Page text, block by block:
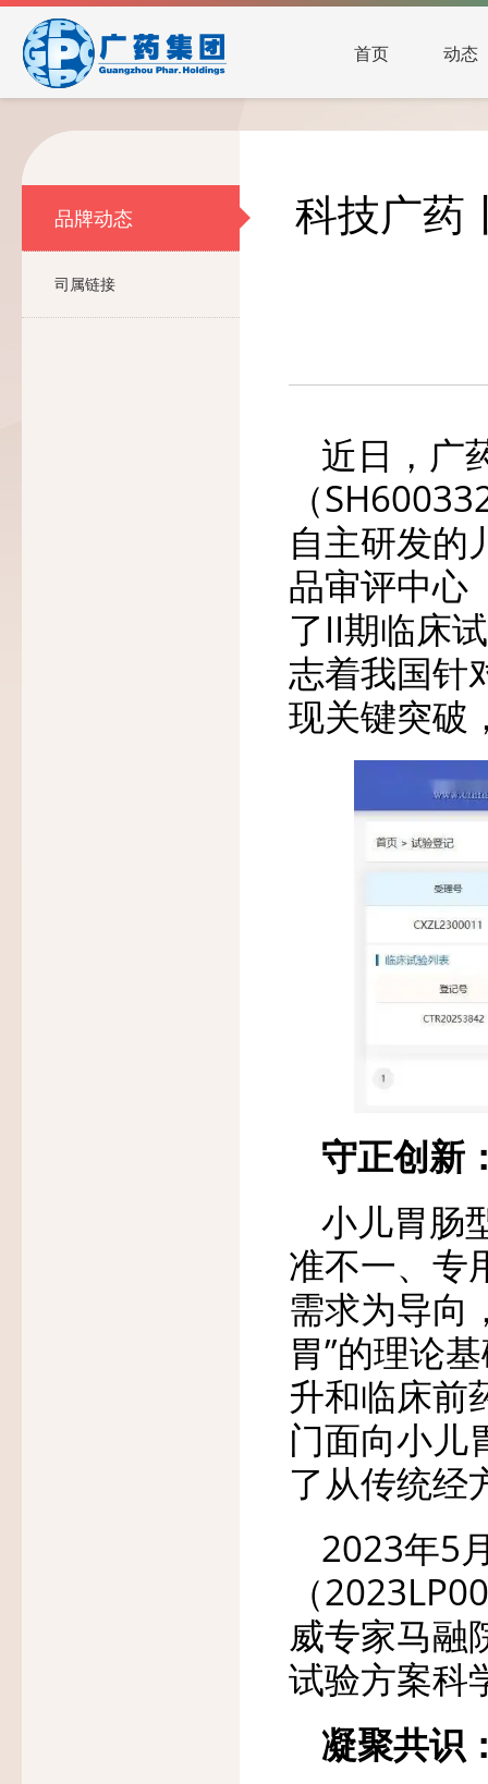
首页 动态
品牌动态
司属链接
科技广药
近日，广
（
自主研发的
品审评中心
了II期临床
志着我国针
现关键突破
守正创新
小儿胃肠
准不一、专
需求为导向
胃”的理论
升和临床前
门面向小儿
了从传统经
2023年5
（
威专家马融
试验方案科
凝聚共识